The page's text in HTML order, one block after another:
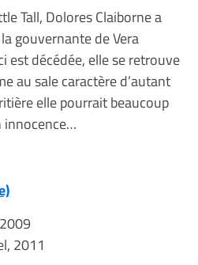
Tall, Dolores Claiborne a
gouvernante de Vera
est décédée, elle se retrouve
au sale caractère d’autant
elle pourrait beaucoup
innocence…
2011